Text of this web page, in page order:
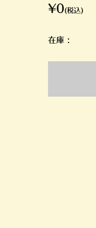
¥0(税込)
在庫 :